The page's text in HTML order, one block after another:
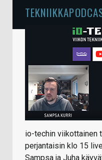
io-techin viikottainen
perjantaisin klo 15
Sampsa ja Juha